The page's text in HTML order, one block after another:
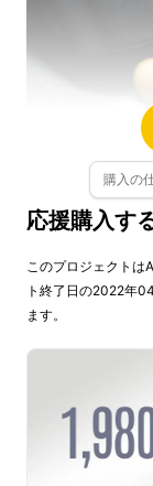
ちょっと気
掃除までハ
応援購入す
購入の
このプロジェクトは
ト終了日の2022年
ます。